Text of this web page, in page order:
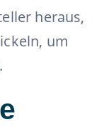
heraus,
um